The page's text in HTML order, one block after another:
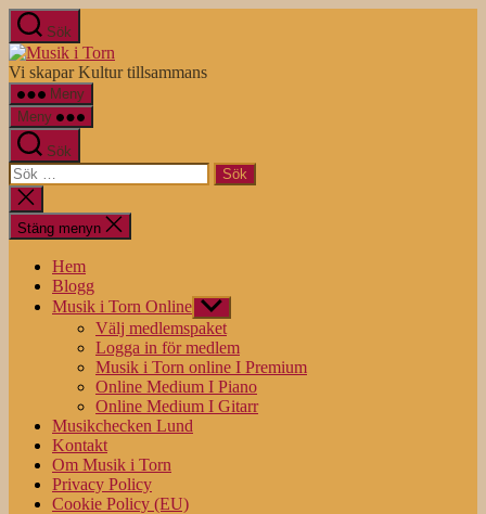
Hoppa
till
innehåll
Sök
i
Vi skapar Kultur tillsammans
Meny
Meny
Sök
Sök
efter:
Stäng
sökningen
Stäng menyn
Hem
Blogg
Musik i Torn Online Visa
undermeny
Välj medlemspaket
Logga in för medlem
Musik i Torn online I Premium
Online Medium I Piano
Online Medium I Gitarr
Musikchecken Lund
Kontakt
Om Musik i Torn
Privacy Policy
Cookie Policy (EU)